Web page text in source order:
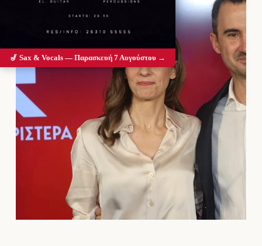
🎷 Sax & Vocals — Παρασκευή 7 Αυγούστου →